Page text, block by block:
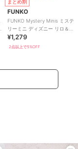
まとめ割
FUNKO
FUNKO Mystery Minis ミステ
リーミニ ディズニー リロ＆ス
ティッチ フィギュア
¥1,279
2点以上で5%OFF